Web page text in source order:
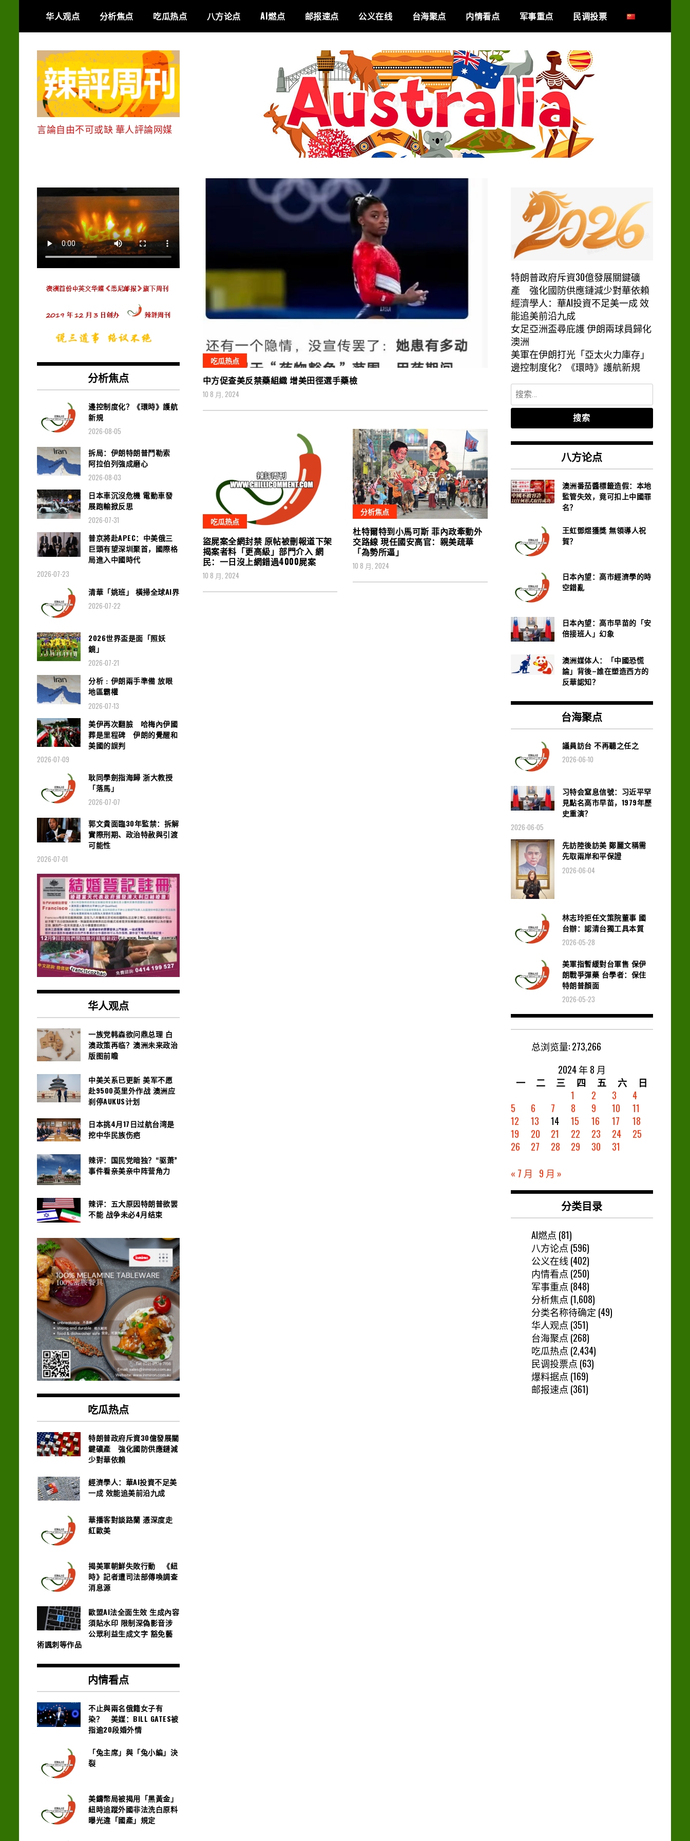
content
华人观点 分析焦点 吃瓜热点 八方论点 AI燃点 邮报速点 公义在线 台海聚点 内情看点 军事重点 民调投票
言論自由不可或缺 華人評論网媒
吃瓜热点
中方促查美反禁藥組織 增美田徑選手藥檢
10 8 月, 2024
吃瓜热点
盜屍案全網封禁 原帖被刪報道下架
揭案者料「更高級」部門介入 網
民：一日沒上網錯過4000屍案
10 8 月, 2024
分析焦点
杜特爾特到小馬可斯 菲內政牽動外
交路線 現任國安高官：親美疏華
「為勢所逼」
10 8 月, 2024
分析焦点
邊控制度化？《環時》護航
新規
2026-08-05
拆局：伊朗特朗普鬥勒索
阿拉伯列強成磨心
2026-08-03
日本車沉沒危機 電動車發
展跑輸掀反思
2026-07-31
普京將赴APEC：中美俄三
巨頭有望深圳聚首，國際格
局進入中國時代
2026-07-23
清華「姚班」 橫掃全球AI界
2026-07-22
2026世界盃是面「照妖
鏡」
2026-07-21
分析﹕伊朗兩手準備 放眼
地區霸權
2026-07-13
美伊再次翻臉 哈梅內伊國
葬是里程碑 伊朗的覺醒和
美國的誤判
2026-07-09
耿同學劍指海歸 浙大教授
「落馬」
2026-07-07
郭文貴面臨30年監禁：拆解
實際刑期、政治特赦與引渡
可能性
2026-07-01
华人观点
一族党韩森欲问鼎总理 白
澳政策再临？澳洲未来政治
版图前瞻
中美关系已更新 美军不愿
赴9500英里外作战 澳洲应
刹停AUKUS计划
日本挑4月17日过航台湾是
挖中华民族伤疤
辣评：国民党暗独？“驱萧”
事件看亲美亲中阵营角力
辣评：五大原因特朗普欲罢
不能 战争未必4月结束
吃瓜热点
特朗普政府斥資30億發展關
鍵礦產 強化國防供應鏈減
少對華依賴
經濟學人：華AI投資不足美
一成 效能追美前沿九成
華播客對談路蘭 憑深度走
紅歐美
揭美軍朝鮮失敗行動 《紐
時》記者遭司法部傳喚調查
消息源
歐盟AI法全面生效 生成內容
須貼水印 限制深偽影音涉
公眾利益生成文字 豁免藝
術諷刺等作品
内情看点
不止與兩名俄籍女子有
染？ 美媒：BILL GATES被
指逾20段婚外情
「兔主席」與「兔小編」決
裂
美鑄幣局被揭用「黑黃金」
紐時追蹤外國非法洗白原料
曝光違「國產」規定
特朗普政府斥資30億發展關鍵礦
產 強化國防供應鏈減少對華依賴
經濟學人：華AI投資不足美一成 效
能追美前沿九成
女足亞洲盃尋庇護 伊朗兩球員歸化
澳洲
美軍在伊朗打光「亞太火力庫存」
邊控制度化？《環時》護航新規
搜
索：
八方论点
澳洲番茄醬標籤造假：本地
監管失效，竟可扣上中國罪
名？
王虹鄧煜獲獎 無領導人祝
賀？
日本內望：高市經濟學的時
空錯亂
日本內望：高市早苗的「安
倍接班人」幻象
澳洲媒体人：「中國恐慌
論」背後–誰在塑造西方的
反華認知？
台海聚点
議員訪台 不再聽之任之
2026-06-10
习特会窒息信號：习近平罕
見點名高市早苗，1979年歷
史重演？
2026-06-05
先訪陸後訪美 鄭麗文稱需
先取兩岸和平保證
2026-06-04
林志玲拒任文策院董事 國
台辦：認清台獨工具本質
2026-05-28
美軍指暫緩對台軍售 保伊
朗戰爭彈藥 台學者：保住
特朗普顏面
2026-05-23
总浏览量:273,266
2024 年 8 月
一
二 三 四 五 六
日
1
2 3
4
5
6 7 8 9 10
11
12
13 14 15 16 17
18
19
20 21 22 23 24
25
26
27 28 29 30
31
« 7 月
9 月 »
分类目录
AI燃点 (81)
八方论点 (596)
公义在线(402)
内情看点 (250)
军事重点 (848)
分析焦点 (1,608)
分类名称待确定 (49)
华人观点 (351)
台海聚点 (268)
吃瓜热点 (2,434)
民调投票点 (63)
爆料据点 (169)
邮报速点 (361)